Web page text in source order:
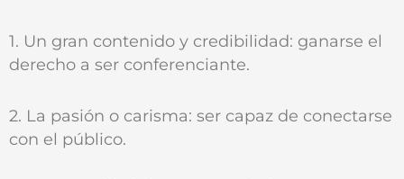
1. Un gran contenido y credibilidad: ganarse el
derecho a ser conferenciante.
2. La pasión o carisma: ser capaz de conectarse
con el público.